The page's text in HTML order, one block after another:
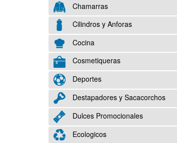
Chamarras
Cilindros y Anforas
Cocina
Cosmetiqueras
Deportes
Destapadores y Sacacorchos
Dulces Promocionales
Ecologicos